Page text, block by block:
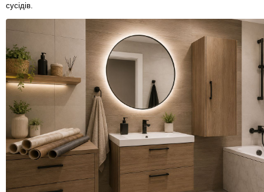
сусідів.